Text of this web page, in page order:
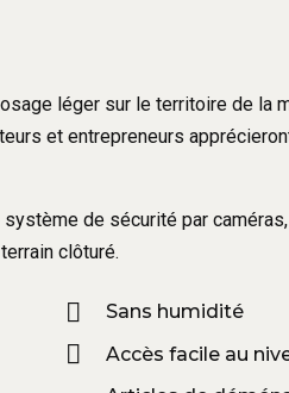
léger sur le territoire de la
et entrepreneurs
de sécurité par
clôturé.
Sans humidité
Accès facile au